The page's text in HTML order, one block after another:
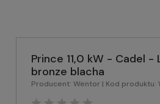
Prince 11,0 kW - Cadel -
bronze blacha
Producent: Wentor | Kod produktu: